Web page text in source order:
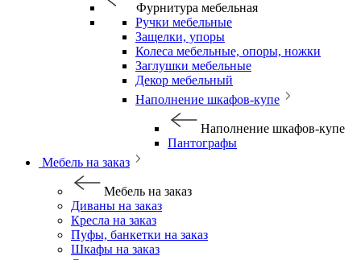
Фурнитура мебельная
Ручки мебельные
Защелки, упоры
Колеса мебельные, опоры, ножки
Заглушки мебельные
Декор мебельный
Наполнение шкафов-купе
Наполнение шкафов-купе
Пантографы
Мебель на заказ
Мебель на заказ
Диваны на заказ
Кресла на заказ
Пуфы, банкетки на заказ
Шкафы на заказ